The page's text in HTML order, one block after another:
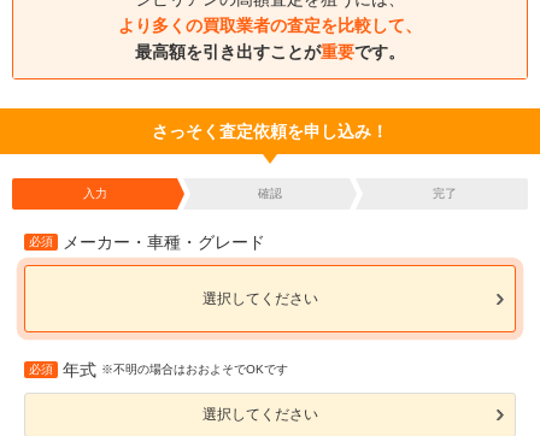
より多くの買取業者の査定を比較して、
最高額を引き出すことが重要です。
さっそく査定依頼を申し込み！
入力 確認 完了
必須 メーカー・車種・グレード
選択してください
必須 年式 ※不明の場合はおおよそでOKです
選択してください